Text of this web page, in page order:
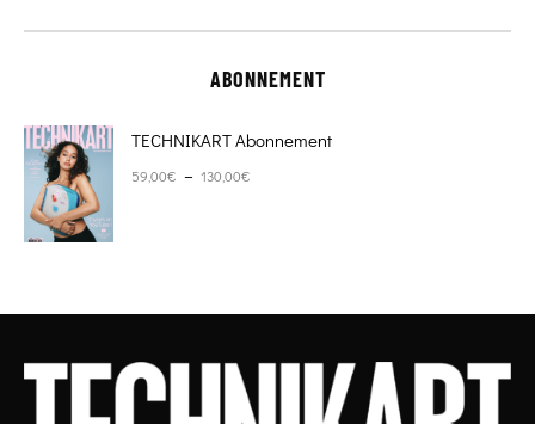
ABONNEMENT
TECHNIKART Abonnement
59,00€ – 130,00€